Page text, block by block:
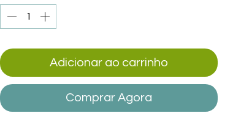
Adicionar ao carrinho
Comprar Agora